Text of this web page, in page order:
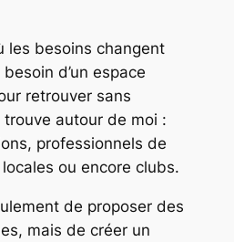
les besoins changent
d’un espace
retrouver sans
autour de moi :
professionnels de
ou encore clubs.
de proposer des
mais de créer un